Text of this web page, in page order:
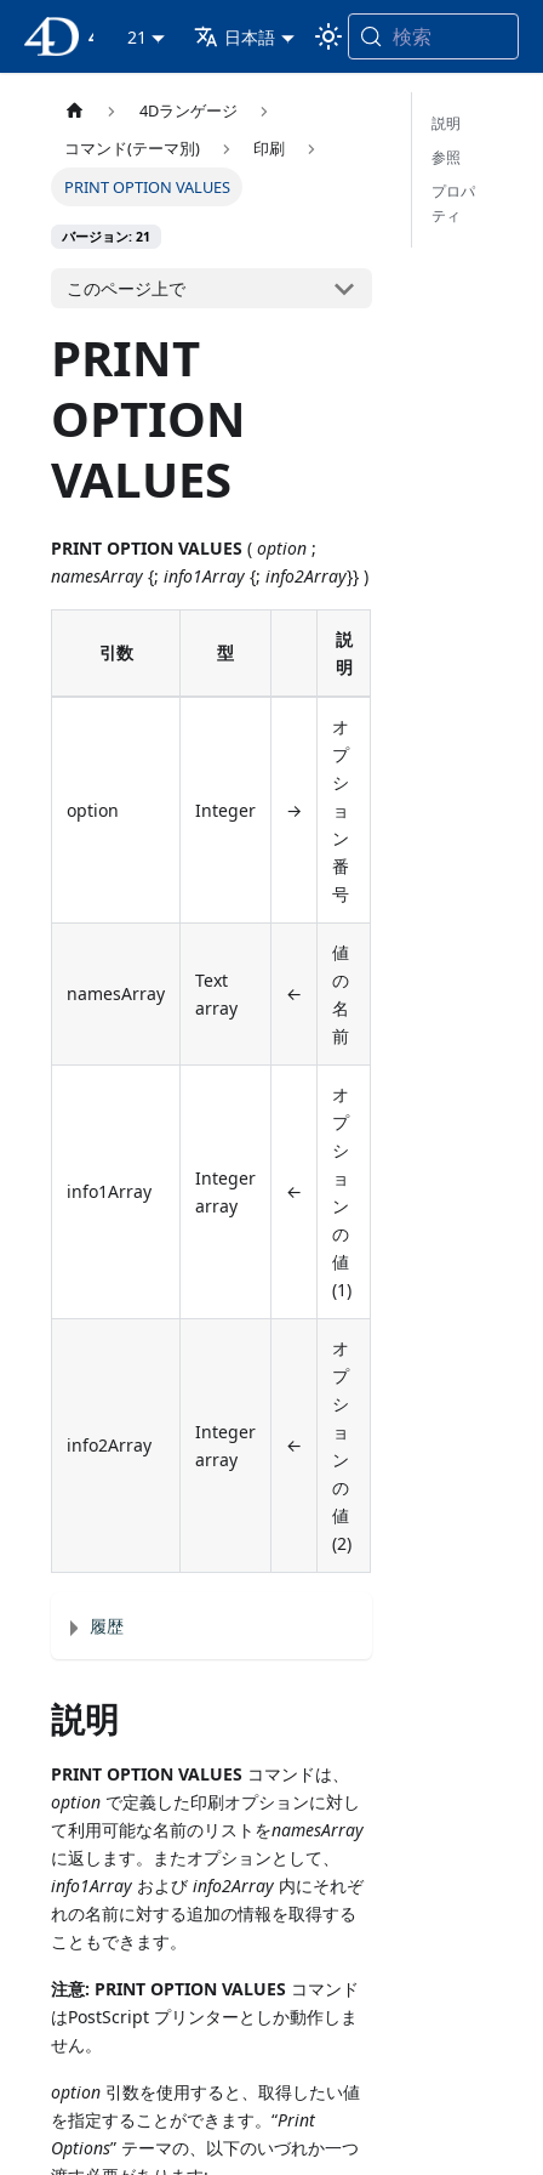
21 日本語 検索
4Dランゲージ
コマンド(テーマ別)
印刷
PRINT OPTION VALUES
バージョン: 21
このページ上で
PRINT
OPTION
VALUES
PRINT OPTION VALUES (option ;
namesArray {;info1Array {;info2Array}} )
引数 型
説
明
option Integer →
オ
プ
シ
ョ
ン
番
号
namesArray
Text
array
←
値
の
名
前
info1Array
Integer
array
←
オ
プ
シ
ョ
ン
の
値
(1)
info2Array
Integer
array
←
オ
プ
シ
ョ
ン
の
値
(2)
履歴
説明
PRINT OPTION VALUES コマンドは、
option で定義した印刷オプションに対し
て利用可能な名前のリストをnamesArray
に返します。またオプションとして、
info1Array およびinfo2Array 内にそれぞ
れの名前に対する追加の情報を取得する
こともできます。
注意: PRINT OPTION VALUES コマンド
はPostScript プリンターとしか動作しま
せん。
option 引数を使用すると、取得したい値
を指定することができます。“Print
Options” テーマの、以下のいづれか一つ
説明
参照
プロパ
ティ